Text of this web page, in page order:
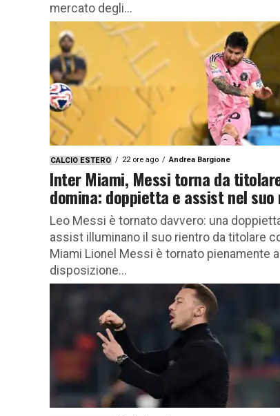
mercato degli...
CALCIO ESTERO 22 ore ago Andrea Bargione
Inter Miami, Messi torna da
domina: doppietta e assist nel
Leo Messi è tornato davvero: una
assist illuminano il suo rientro da titolare
Miami Lionel Messi è tornato pienamente a
disposizione...